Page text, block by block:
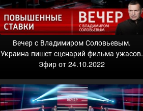
Вечер с Владимиром Соловьевым.
Украина пишет сценарий фильма ужасов.
Эфир от 24.10.2022